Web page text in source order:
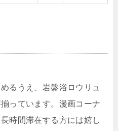
るうえ、岩盤浴ロウリュ
っています。漫画コーナ
時間滞在する方には嬉し